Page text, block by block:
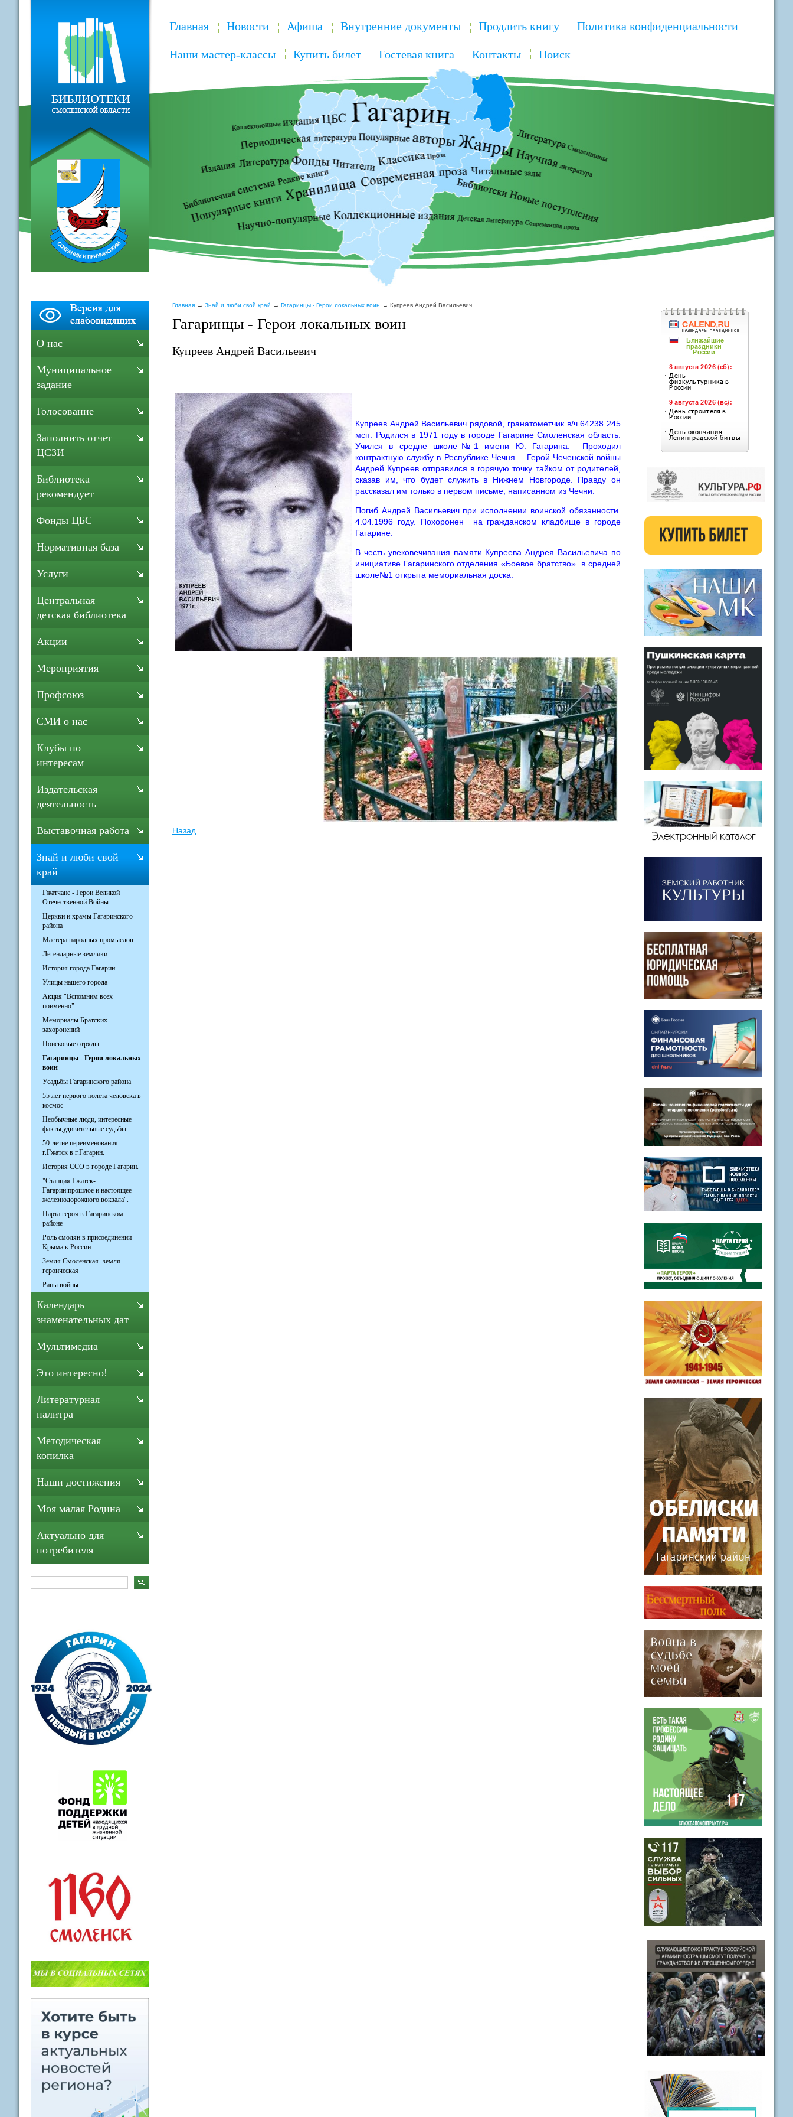
Главная Новости Афиша Внутренние документы Продлить книгу Политика конфиденциальности
Наши мастер-классы Купить билет Гостевая книга Контакты Поиск
Главная Знай и люби свой край Гагаринцы - Герои локальных воин Купреев Андрей Васильевич
Гагаринцы - Герои локальных воин
Купреев Андрей Васильевич
Купреев Андрей Васильевич рядовой, гранатометчик в/ч 64238 245
мсп. Родился в 1971 году в городе Гагарине Смоленская область.
Учился в средне школе№1 имени Ю. Гагарина. Проходил
контрактную службу в Республике Чечня. Герой Чеченской войны
Андрей Купреев отправился в горячую точку тайком от родителей,
сказав им, что будет служить в Нижнем Новгороде. Правду он
рассказал им только в первом письме, написанном из Чечни.
Погиб Андрей Васильевич при исполнении воинской обязанности
4.04.1996 году. Похоронен на гражданском кладбище в городе
Гагарине.
В честь увековечивания памяти Купреева Андрея Васильевича по
инициативе Гагаринского отделения «Боевое братство» в средней
школе№1 открыта мемориальная доска.
Назад
О нас
Муниципальное
задание
Голосование
Заполнить отчет
ЦСЗИ
Библиотека
рекомендует
Фонды ЦБС
Нормативная база
Услуги
Центральная
детская библиотека
Акции
Мероприятия
Профсоюз
СМИ о нас
Клубы по
интересам
Издательская
деятельность
Выставочная работа
Знай и люби свой
край
Гжатчане - Герои Великой
Отечественной Войны
Церкви и храмы Гагаринского
района
Мастера народных промыслов
Легендарные земляки
История города Гагарин
Улицы нашего города
Акция "Вспомним всех
поименно"
Мемориалы Братских
захоронений
Поисковые отряды
Гагаринцы - Герои локальных
воин
Усадьбы Гагаринского района
55 лет первого полета человека в
космос
Необычные люди, интересные
факты,удивительные судьбы
50-летие переименования
г.Гжатск в г.Гагарин.
История ССО в городе Гагарин.
"Станция Гжатск-
Гагарин:прошлое и настоящее
железнодорожного вокзала".
Парта героя в Гагаринском
районе
Роль смолян в присоединении
Крыма к России
Земля Смоленская -земля
героическая
Раны войны
Календарь
знаменательных дат
Мультимедиа
Это интересно!
Литературная
палитра
Методическая
копилка
Наши достижения
Моя малая Родина
Актуально для
потребителя